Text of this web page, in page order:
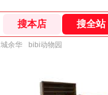
余华 bibi动物园